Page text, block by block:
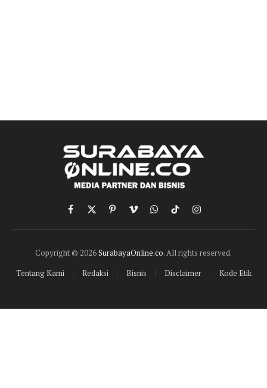
Facebook
X
(Twitter)
PinterestVimeoWhatsApp
TikTokInstagram
Copyright © 2026SurabayaOnline.co. All rights reserved.
Tentang Kami
Redaksi Bisnis Disclaimer Kode Etik